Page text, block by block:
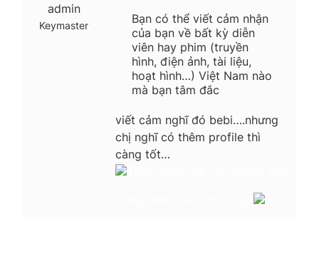
admin
Keymaster
Bạn có thể viết cảm nhận
của bạn về bất kỳ diễn
viên hay phim (truyền
hình, điện ảnh, tài liệu,
hoạt hình…) Việt Nam nào
mà bạn tâm đắc
viết cảm nghĩ đó bebi….nhưng
chị nghĩ có thêm profile thì
càng tốt…